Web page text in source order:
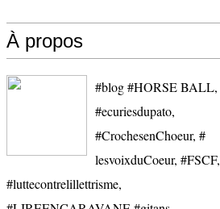
À propos
#blog #HORSE BALL,
#ecuriesdupato,
#CrochesenChoeur, #
lesvoixduCoeur, #FSCF,
#luttecontrelillettrisme,